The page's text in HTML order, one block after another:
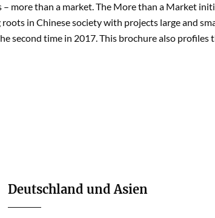
– more than a market. The More than a Market
in Chinese society with projects large and
second time in 2017. This brochure also profiles
Deutschland und Asien